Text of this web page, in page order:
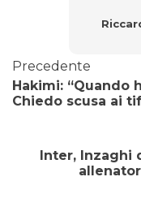
Precedente
Hakimi: “Quando
Chiedo scusa ai
Inter, Inzaghi